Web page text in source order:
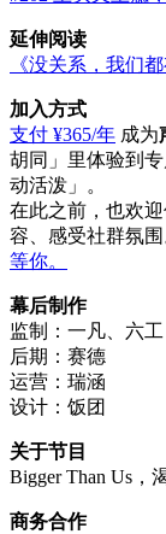
延伸阅读
《没关系，我们都
加入方式
支付 ¥365/年 成为
胡同」里体验到
动活泼」。
在此之前，也欢
容、感受社群氛围
等你。
幕后制作
监制：一凡、六工
后期：赛德
运营：瑞涵
设计：饭团
关于节目
Bigger Than Us，
商务合作